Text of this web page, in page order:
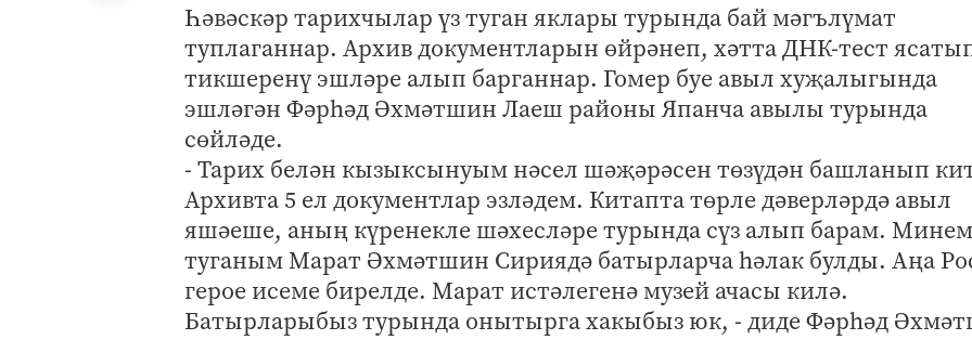
Һәвәскәр тарихчылар үз туган яклары турында бай мәгълүмат
туплаганнар. Архив документларын өйрәнеп, хәтта ДНК-тест
тикшеренү эшләре алып барганнар. Гомер буе авыл хуҗалыгында
эшләгән Фәрһәд Әхмәтшин Лаеш районы Япанча авылы турында
сөйләде.
- Тарих белән кызыксынуым нәсел шәҗәрәсен төзүдән башланып
Архивта 5 ел документлар эзләдем. Китапта төрле дәверләрдә авыл
яшәеше, аның күренекле шәхесләре турында сүз алып барам. Минем
туганым Марат Әхмәтшин Сириядә батырларча һәлак булды. Аңа
герое исеме бирелде. Марат истәлегенә музей ачасы килә.
Батырларыбыз турында онытырга хакыбыз юк, - диде Фәрһәд